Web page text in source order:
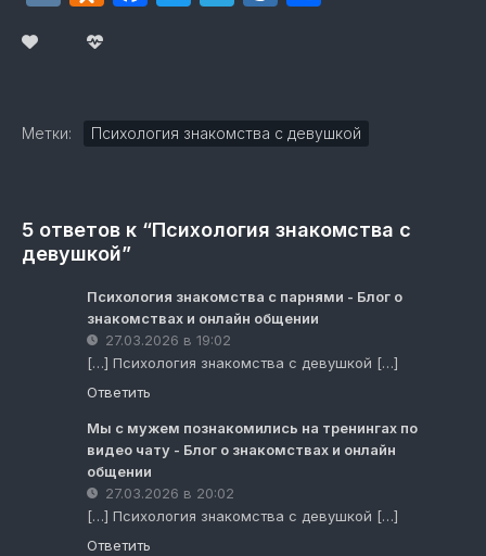
Метки: Психология знакомства с девушкой
5 ответов к “Психология знакомства с
девушкой”
Психология знакомства с парнями - Блог о
знакомствах и онлайн общении
27.03.2026 в 19:02
[…] Психология знакомства с девушкой […]
Ответить
Мы с мужем познакомились на тренингах по
видео чату - Блог о знакомствах и онлайн
общении
27.03.2026 в 20:02
[…] Психология знакомства с девушкой […]
Ответить